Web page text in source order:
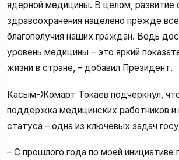
ядерной медицины. В целом, развитие
здравоохранения нацелено прежде
благополучия наших граждан. Ведь
уровень медицины – это яркий
жизни в стране, – добавил Президент.
Касым-Жомарт Токаев подчеркнул,
поддержка медицинских работников
статуса – одна из ключевых задач
– С прошлого года по моей инициативе